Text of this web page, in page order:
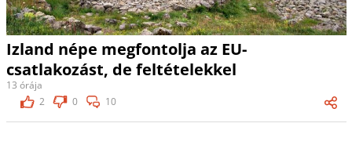
Izland népe megfontolja az EU-
csatlakozást, de feltételekkel
13 órája
2
0 10